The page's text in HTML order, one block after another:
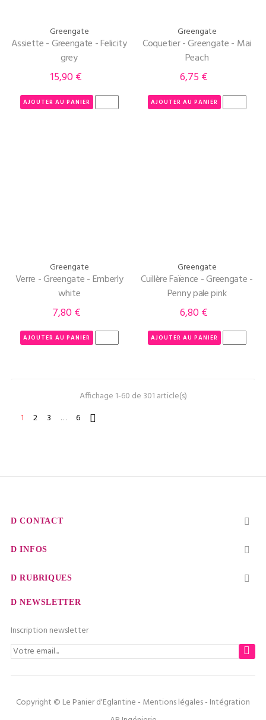
Greengate
Assiette - Greengate - Felicity
grey
Prix
15,90 €
AJOUTER AU PANIER
Greengate
Coquetier - Greengate - Mai
Peach
Prix
6,75 €
AJOUTER AU PANIER
Greengate
Verre - Greengate - Emberly
white
Prix
7,80 €
AJOUTER AU PANIER
Greengate
Cuillère Faïence - Greengate -
Penny pale pink
Prix
6,80 €
AJOUTER AU PANIER
Affichage 1-60 de 301 article(s)
1
2 3 … 6
CONTACT 
INFOS 
RUBRIQUES 
NEWSLETTER
Inscription newsletter
Copyright © Le Panier d'Eglantine - Mentions légales- Intégration